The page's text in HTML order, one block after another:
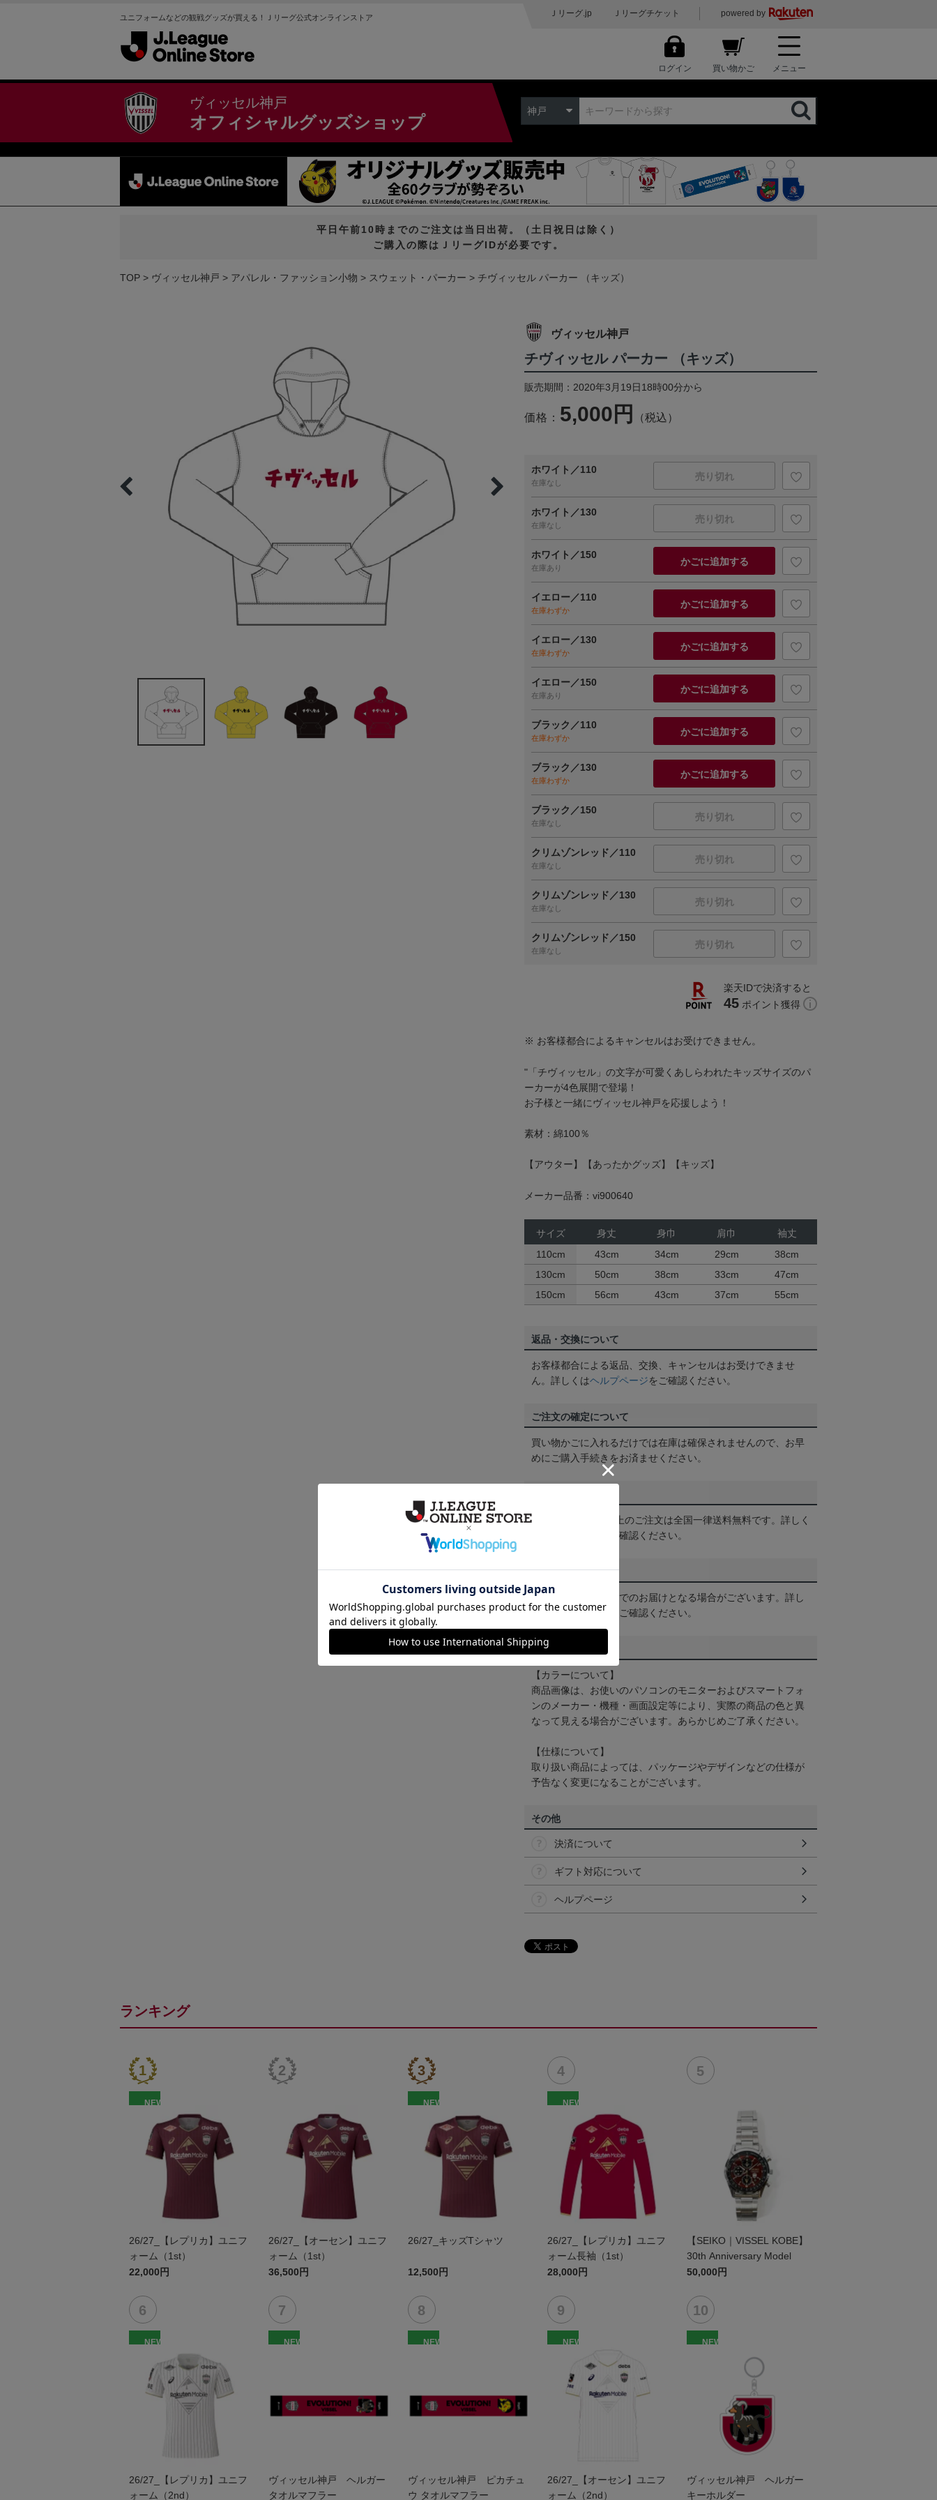
ユニフォームなどの観戦グッズが買える！Ｊリーグ公式オンラインストア Ｊリーグ.jp Ｊリーグチケット powered by
ログイン 買い物かご メニュー
ヴィッセル神戸
オフィシャルグッズショップ
神戸
平日午前10時までのご注文は当日出荷。（土日祝日は除く）
ご購入の際はＪリーグIDが必要です。
TOP ヴィッセル神戸 アパレル・ファッション小物 スウェット・パーカー チヴィッセル パーカー （キッズ）
ヴィッセル神戸
チヴィッセル パーカー （キッズ）
販売期間：2020年3月19日18時00分から
価格： 5,000円 （税込）
ホワイト／110
在庫なし
売り切れ
ホワイト／130
在庫なし
売り切れ
ホワイト／150
在庫あり
かごに追加する
イエロー／110
在庫わずか
かごに追加する
イエロー／130
在庫わずか
かごに追加する
イエロー／150
在庫あり
かごに追加する
ブラック／110
在庫わずか
かごに追加する
ブラック／130
在庫わずか
かごに追加する
ブラック／150
在庫なし
売り切れ
クリムゾンレッド／110
在庫なし
売り切れ
クリムゾンレッド／130
在庫なし
売り切れ
クリムゾンレッド／150
在庫なし
売り切れ
楽天IDで決済すると
45 ポイント獲得
※ お客様都合によるキャンセルはお受けできません。
"「チヴィッセル」の文字が可愛くあしらわれたキッズサイズのパ
ーカーが4色展開で登場！
お子様と一緒にヴィッセル神戸を応援しよう！
素材：綿100％
【アウター】【あったかグッズ】【キッズ】
メーカー品番：vi900640
サイズ 身丈 身巾 肩巾
袖丈
110cm
43cm 34cm 29cm
38cm
130cm
50cm 38cm 33cm
47cm
150cm
56cm 43cm 37cm 55cm
返品・交換について
お客様都合による返品、交換、キャンセルはお受けできませ
ん。詳しくはヘルプページをご確認ください。
ご注文の確定について
買い物かごに入れるだけでは在庫は確保されませんので、お早
めにご購入手続きをお済ませください。
3,980円（税込）以上のご注文は全国一律送料無料です。詳しく
をご確認ください。
配送方法について
一部商品はメール便でのお届けとなる場合がございます。詳し
くはヘルプページ をご確認ください。
商品について
【カラーについて】
商品画像は、お使いのパソコンのモニターおよびスマートフォ
ンのメーカー・機種・画面設定等により、実際の商品の色と異
なって見える場合がございます。あらかじめご了承ください。
【仕様について】
取り扱い商品によっては、パッケージやデザインなどの仕様が
予告なく変更になることがございます。
その他
決済について
ギフト対応について
ヘルプページ
ランキング
NEW
26/27_【レプリカ】ユニフ
ォーム（1st）
22,000円
26/27_【オーセン】ユニフ
ォーム（1st）
36,500円
NEW
26/27_キッズTシャツ
12,500円
NEW
26/27_【レプリカ】ユニフ
ォーム長袖（1st）
28,000円
【SEIKO｜VISSEL KOBE】
30th Anniversary Model
50,000円
NEW
26/27_【レプリカ】ユニフ
ォーム（2nd）
NEW
ヴィッセル神戸 ヘルガー
タオルマフラー
NEW
ヴィッセル神戸 ピカチュ
ウ タオルマフラー
NEW
26/27_【オーセン】ユニフ
ォーム（2nd）
NEW
ヴィッセル神戸 ヘルガー
キーホルダー